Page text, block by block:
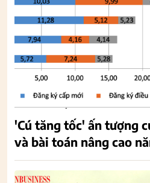
'Cú tăng tốc' ấn tượng
và bài toán nâng cao